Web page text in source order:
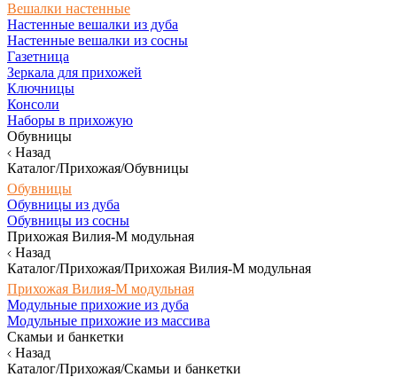
Вешалки настенные
Настенные вешалки из дуба
Настенные вешалки из сосны
Газетница
Зеркала для прихожей
Ключницы
Консоли
Наборы в прихожую
Обувницы
Назад
Каталог/Прихожая/Обувницы
Обувницы
Обувницы из дуба
Обувницы из сосны
Прихожая Вилия-М модульная
Назад
Каталог/Прихожая/Прихожая Вилия-М модульная
Прихожая Вилия-М модульная
Модульные прихожие из дуба
Модульные прихожие из массива
Скамьи и банкетки
Назад
Каталог/Прихожая/Скамьи и банкетки